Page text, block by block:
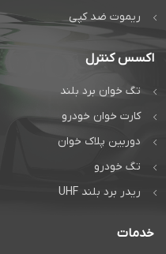
ریموت ضد کپی
اکسس کنترل
تگ خوان برد بلند
کارت خوان خودرو
دوربین پلاک خوان
تگ خودرو
ریدر برد بلند UHF
خدمات